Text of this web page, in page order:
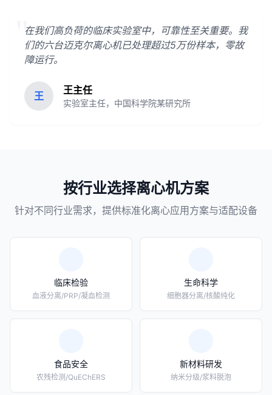
"
在我们高负荷的临床实验室中，可靠性至关重要。我
们的六台迈克尔离心机已处理超过5万份样本，零故
障运行。
王 王主任
实验室主任，中国科学院某研究所
按行业选择离心机方案
针对不同行业需求，提供标准化离心应用方案与适配设备
临床检验
血液分离/PRP/凝血检测
生命科学
细胞器分离/核酸纯化
食品安全
农残检测/QuEChERS
新材料研发
纳米分级/浆料脱泡